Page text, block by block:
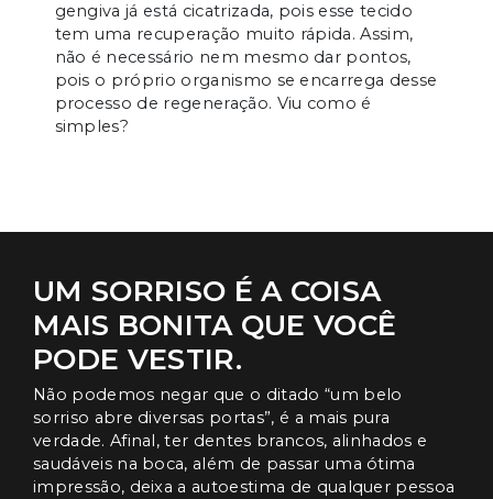
gengiva já está cicatrizada, pois esse tecido
tem uma recuperação muito rápida. Assim,
não é necessário nem mesmo dar pontos,
pois o próprio organismo se encarrega desse
processo de regeneração. Viu como é
simples?
UM SORRISO É A COISA
MAIS BONITA QUE VOCÊ
PODE VESTIR.
Não podemos negar que o ditado “um belo
sorriso abre diversas portas”, é a mais pura
verdade. Afinal, ter dentes brancos, alinhados e
saudáveis na boca, além de passar uma ótima
impressão, deixa a autoestima de qualquer pessoa